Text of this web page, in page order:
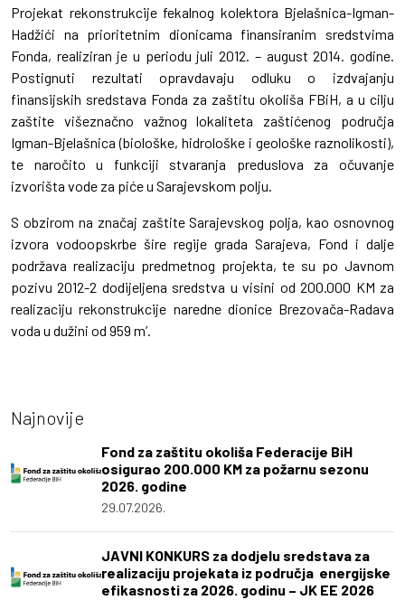
Projekat rekonstrukcije fekalnog kolektora Bjelašnica-Igman-
Hadžići na prioritetnim dionicama finansiranim sredstvima
Fonda, realiziran je u periodu juli 2012. – august 2014. godine.
Postignuti rezultati opravdavaju odluku o izdvajanju
finansijskih sredstava Fonda za zaštitu okoliša FBiH, a u cilju
zaštite višeznačno važnog lokaliteta zaštićenog područja
Igman-Bjelašnica (biološke, hidrološke i geološke raznolikosti),
te naročito u funkciji stvaranja preduslova za očuvanje
izvorišta vode za piće u Sarajevskom polju.
S obzirom na značaj zaštite Sarajevskog polja, kao osnovnog
izvora vodoopskrbe šire regije grada Sarajeva, Fond i dalje
podržava realizaciju predmetnog projekta, te su po Javnom
pozivu 2012-2 dodijeljena sredstva u visini od 200.000 KM za
realizaciju rekonstrukcije naredne dionice Brezovača-Radava
voda u dužini od 959 m’.
Najnovije
Fond za zaštitu okoliša Federacije BiH
osigurao 200.000 KM za požarnu sezonu
2026. godine
29.07.2026.
JAVNI KONKURS za dodjelu sredstava za
realizaciju projekata iz područja energijske
efikasnosti za 2026. godinu – JK EE 2026